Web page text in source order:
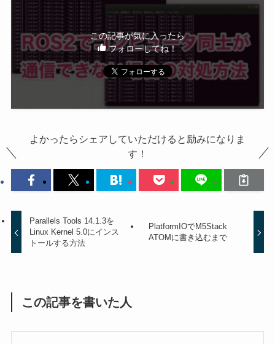
この記事が気に入ったら
フォローしてね！
よかったらシェアしていただけると励みになりま
す！
Parallels Tools 14.1.3を
Linux Kernel 5.0にインス
トールする方法
PlatformIOでM5Stack
ATOMに書き込むまで
この記事を書いた人